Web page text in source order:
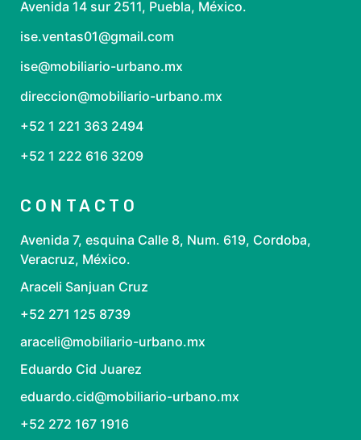
Avenida 14 sur 2511, Puebla, México.
ise.ventas01@gmail.com
ise@mobiliario-urbano.mx
direccion@mobiliario-urbano.mx
+52 1 221 363 2494
+52 1 222 616 3209
CONTACTO
Avenida 7, esquina Calle 8, Num. 619, Cordoba,
Veracruz, México.
Araceli Sanjuan Cruz
+52 271 125 8739
araceli@mobiliario-urbano.mx
Eduardo Cid Juarez
eduardo.cid@mobiliario-urbano.mx
+52 272 167 1916